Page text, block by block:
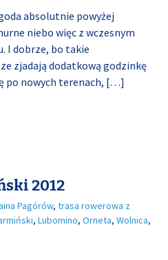
absolutnie powyżej
niebo więc z wczesnym
I dobrze, bo takie
zjadają dodatkową godzinkę
po nowych terenach, […]
2012
Pagórów, trasa rowerowa z
, Lubomino, Orneta, Wolnica,